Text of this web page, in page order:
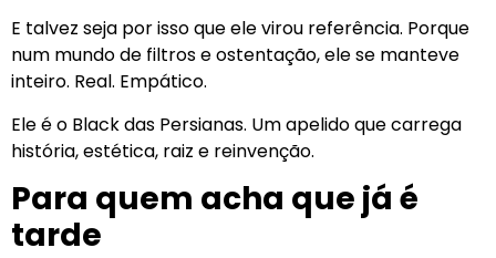
E talvez seja por isso que ele virou referência. Porque
num mundo de filtros e ostentação, ele se manteve
inteiro. Real. Empático.
Ele é o Black das Persianas. Um apelido que carrega
história, estética, raiz e reinvenção.
Para quem acha que já é
tarde